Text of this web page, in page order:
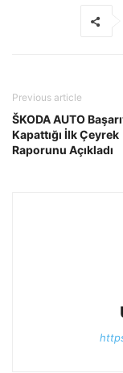
Previous article
ŠKODA AUTO
Kapattığı İlk Çeyrek
Raporunu Açıkladı